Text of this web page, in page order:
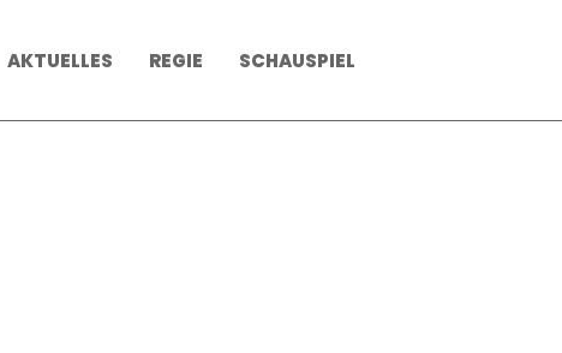
AKTUELLES REGIE SCHAUSPIEL